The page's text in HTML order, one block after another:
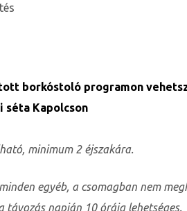
borkóstoló programon
Kapolcson
minimum 2 éjszakára.
egyéb, a csomagban nem
távozás napján 10 óráig lehetséges.